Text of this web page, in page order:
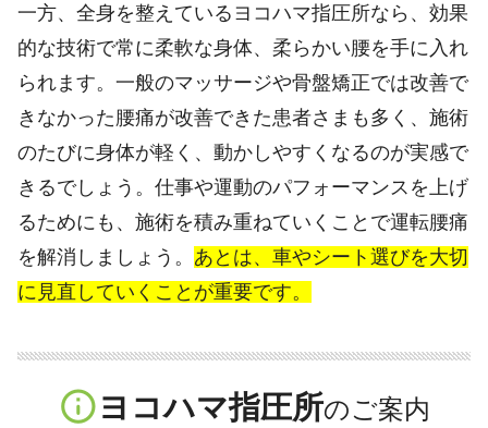
一方、全身を整えているヨコハマ指圧所なら、効果
的な技術で常に柔軟な身体、柔らかい腰を手に入れ
られます。一般のマッサージや骨盤矯正では改善で
きなかった腰痛が改善できた患者さまも多く、施術
のたびに身体が軽く、動かしやすくなるのが実感で
きるでしょう。仕事や運動のパフォーマンスを上げ
るためにも、施術を積み重ねていくことで運転腰痛
を解消しましょう。 あとは、車やシート選びを大切
に見直していくことが重要です。
info_outlineヨコハマ指圧所